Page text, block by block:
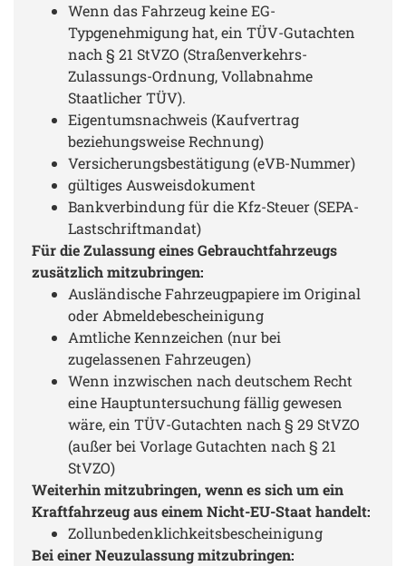
Wenn das Fahrzeug keine EG-
Typgenehmigung hat, ein TÜV-Gutachten
nach § 21 StVZO (Straßenverkehrs-
Zulassungs-Ordnung, Vollabnahme
Staatlicher TÜV).
Eigentumsnachweis (Kaufvertrag
beziehungsweise Rechnung)
Versicherungsbestätigung (eVB-Nummer)
gültiges Ausweisdokument
Bankverbindung für die Kfz-Steuer (SEPA-
Lastschriftmandat)
Für die Zulassung eines Gebrauchtfahrzeugs
zusätzlich mitzubringen:
Ausländische Fahrzeugpapiere im Original
oder Abmeldebescheinigung
Amtliche Kennzeichen (nur bei
zugelassenen Fahrzeugen)
Wenn inzwischen nach deutschem Recht
eine Hauptuntersuchung fällig gewesen
wäre, ein TÜV-Gutachten nach § 29 StVZO
(außer bei Vorlage Gutachten nach § 21
StVZO)
Weiterhin mitzubringen, wenn es sich um ein
Kraftfahrzeug aus einem Nicht-EU-Staat handelt:
Zollunbedenklichkeitsbescheinigung
Bei einer Neuzulassung mitzubringen: